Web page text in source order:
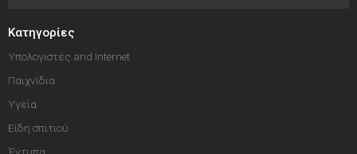
Κατηγορίες
Υπολογιστές and Internet
Παιχνίδια
Υγεία
Είδη σπιτιού